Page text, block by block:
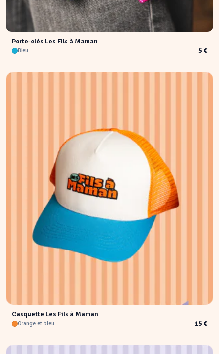
Porte-clés Les Fils à Maman
Bleu 5 €
Casquette Les Fils à Maman
Orange et bleu 15 €